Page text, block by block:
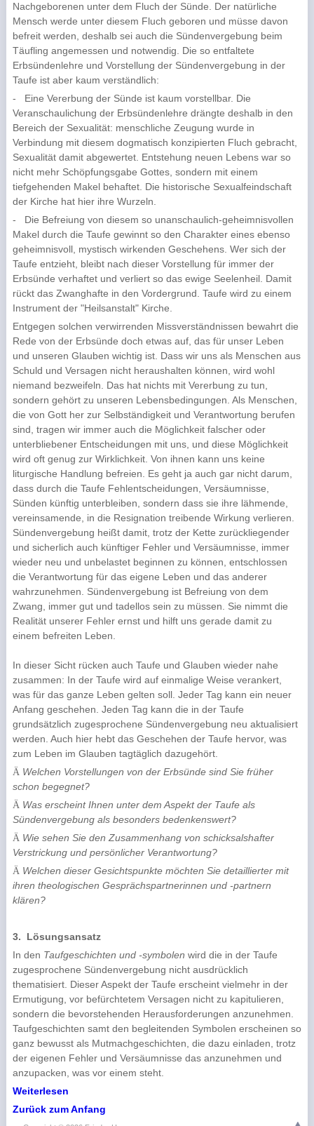
Nachgeborenen unter dem Fluch der Sünde. Der natürli­che
Mensch werde unter diesem Fluch geboren und müsse davon
befreit werden, deshalb sei auch die Sündenvergebung beim
Täufling angemessen und notwendig. Die so entfaltete
Erbsündenlehre und Vorstellung der Sündenvergebung in der
Taufe ist aber kaum verständlich:
-
Eine Vererbung der Sünde ist kaum vorstellbar. Die
Veranschaulichung der Erbsündenlehre drängte deshalb in den
Bereich der Sexualität: menschliche Zeugung wurde in
Verbindung mit diesem dog­matisch konzipierten Fluch gebracht,
Sexualität damit abgewertet. Entstehung neuen Lebens war so
nicht mehr Schöpfungsgabe Gottes, sondern mit einem
tiefgehenden Ma­kel behaftet. Die historische Sexualfeindschaft
der Kirche hat hier ihre Wurzeln.
-
Die Befreiung von diesem so unanschaulich-geheimnisvollen
Makel durch die Taufe gewinnt so den Charakter eines ebenso
geheimnisvoll, mystisch wirkenden Geschehens. Wer sich der
Taufe entzieht, bleibt nach dieser Vorstellung für immer der
Erbsünde verhaftet und verliert so das ewige Seelenheil. Damit
rückt das Zwanghafte in den Vordergrund. Taufe wird zu einem
Instru­ment der "Heilsanstalt" Kirche.
Entgegen solchen verwirrenden Missverständnissen bewahrt die
Rede von der Erbsünde doch et­was auf, das für unser Leben
und unseren Glauben wichtig ist. Dass wir uns als Menschen aus
Schuld und Versagen nicht heraushalten können, wird wohl
niemand bezweifeln. Das hat nichts mit Vererbung zu tun,
sondern gehört zu unseren Lebensbedingungen. Als Menschen,
die von Gott her zur Selbständigkeit und Verantwortung berufen
sind, tragen wir immer auch die Mög­lichkeit falscher oder
unterbliebener Entscheidungen mit uns, und diese Möglichkeit
wird oft ge­nug zur Wirklichkeit. Von ihnen kann uns keine
liturgische Handlung befreien. Es geht ja auch gar nicht darum,
dass durch die Taufe Fehlentscheidungen, Versäumnisse,
Sünden künftig unterblei­ben, sondern dass sie ihre lähmende,
vereinsamende, in die Resignation trei­bende Wirkung verlie­ren.
Sündenvergebung heißt damit, trotz der Kette zurückliegender
und sicherlich auch künftiger Fehler und Versäumnisse, immer
wieder neu und unbelastet beginnen zu können, entschlossen
die Verantwortung für das eigene Leben und das anderer
wahrzuneh­men. Sündenvergebung ist Be­freiung von dem
Zwang, immer gut und tadellos sein zu müssen. Sie nimmt die
Realität unserer Fehler ernst und hilft uns gerade damit zu
einem befreiten Le­ben.
In dieser Sicht rücken auch Taufe und Glauben wieder nahe
zusammen: In der Taufe wird auf einmalige Weise verankert,
was für das ganze Leben gelten soll. Jeder Tag kann ein neuer
An­fang geschehen. Jeden Tag kann die in der Taufe
grundsätzlich zugesprochene Sündenverge­bung neu aktualisiert
werden. Auch hier hebt das Geschehen der Taufe hervor, was
zum Leben im Glauben tagtäglich dazugehört.
Ä Welchen Vorstellungen von der Erbsünde sind Sie früher
schon begegnet?
Ä Was erscheint Ihnen unter dem Aspekt der Taufe als
Sündenvergebung als besonders beden­kenswert?
Ä Wie sehen Sie den Zusammenhang von schicksalshafter
Verstrickung und persönlicher Ver­antwortung?
Ä Welchen dieser Gesichtspunkte möchten Sie detaillierter mit
ihren theologischen Gesprächs­partnerinnen und -partnern
klären?
3.
Lösungsansatz
In den Taufgeschichten und -symbolen wird die in der Taufe
zugesprochene Sündenverge­bung nicht ausdrücklich
thematisiert. Dieser Aspekt der Taufe erscheint vielmehr in der
Er­mutigung, vor befürchtetem Versagen nicht zu kapitulieren,
sondern die bevorstehenden Herausforderungen anzunehmen.
Taufgeschichten samt den begleitenden Symbolen erschei­nen so
ganz bewusst als Mutmachgeschichten, die dazu einladen, trotz
der eigenen Fehler und Versäumnisse das anzunehmen und
anzupacken, was vor einem steht.
Weiterlesen
Zurück zum Anfang